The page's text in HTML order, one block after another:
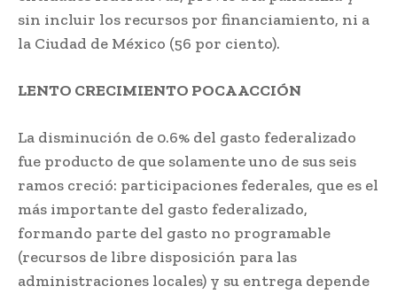
sin incluir los recursos por financiamiento, ni a
la Ciudad de México (56 por ciento).
LENTO CRECIMIENTO POCA ACCIÓN
La disminución de 0.6% del gasto federalizado
fue producto de que solamente uno de sus seis
ramos creció: participaciones federales, que es el
más importante del gasto federalizado,
formando parte del gasto no programable
(recursos de libre disposición para las
administraciones locales) y su entrega depende